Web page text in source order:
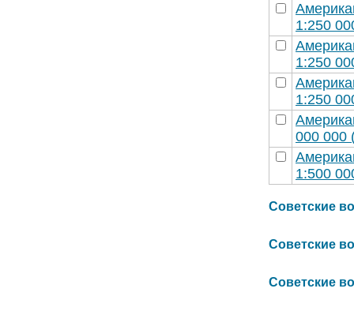
1:250
1:250
1:250
000 000
1:500
Советские
Советские
Советские